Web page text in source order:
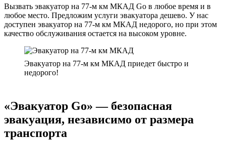
Вызвать эвакуатор на 77-м км МКАД Go в любое время и в
любое место. Предложим услуги эвакуатора дешево. У нас
доступен эвакуатор на 77-м км МКАД недорого, но при этом
качество обслуживания остается на высоком уровне.
Эвакуатор на 77-м км МКАД приедет быстро и
недорого!
«Эвакуатор Go» — безопасная
эвакуация, независимо от размера
транспорта